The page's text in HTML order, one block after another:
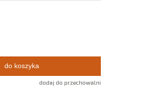
do koszyka
dodaj do przechowalni